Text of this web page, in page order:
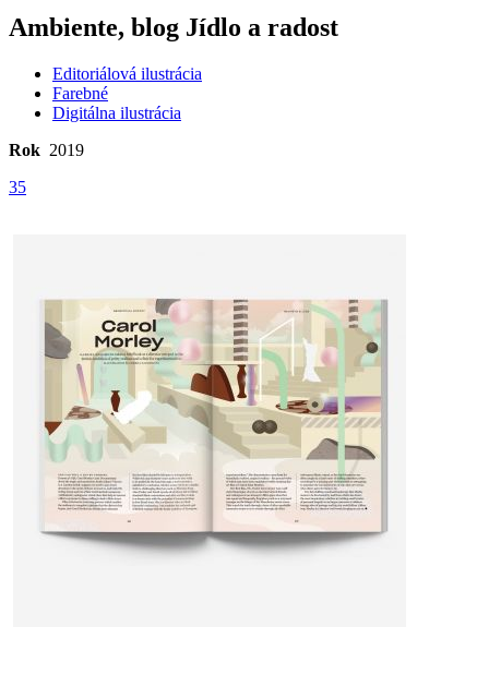
Ambiente, blog Jídlo a radost
Editoriálová ilustrácia
Farebné
Digitálna ilustrácia
Rok 2019
35